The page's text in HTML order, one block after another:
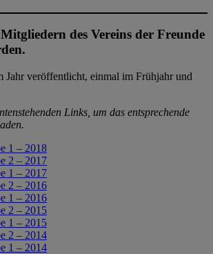
des Vereins der Freunde
veröffentlicht, einmal im Frühjahr und
Links, um das entsprechende
1 – 2018
2 – 2017
1 – 2017
2 – 2016
1 – 2016
2 – 2015
1 – 2015
2 – 2014
1 – 2014